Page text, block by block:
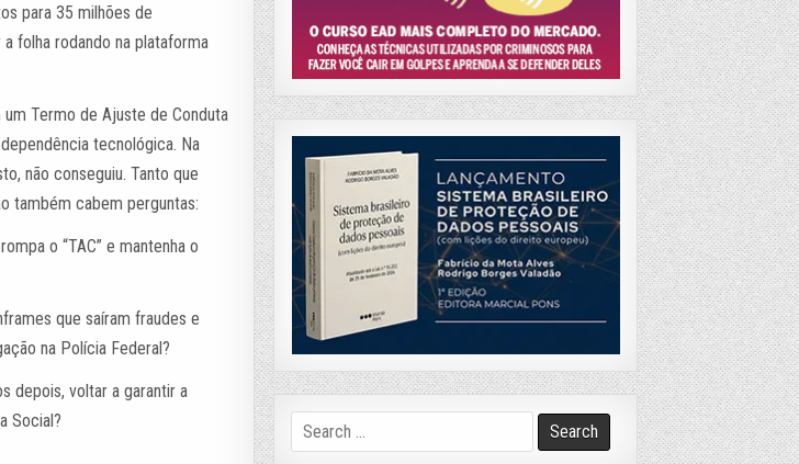
para 35 milhões de
folha rodando na plataforma
Termo de Ajuste de Conduta
tecnológica. Na
não conseguiu. Tanto que
também cabem perguntas:
o “TAC” e mantenha o
que saíram fraudes e
na Polícia Federal?
depois, voltar a garantir a
Social?
Search
for: